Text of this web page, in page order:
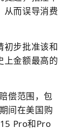
从而误导消费
初步批准该和
上金额最高的
偿范围，包
间在美国购
Pro和Pro